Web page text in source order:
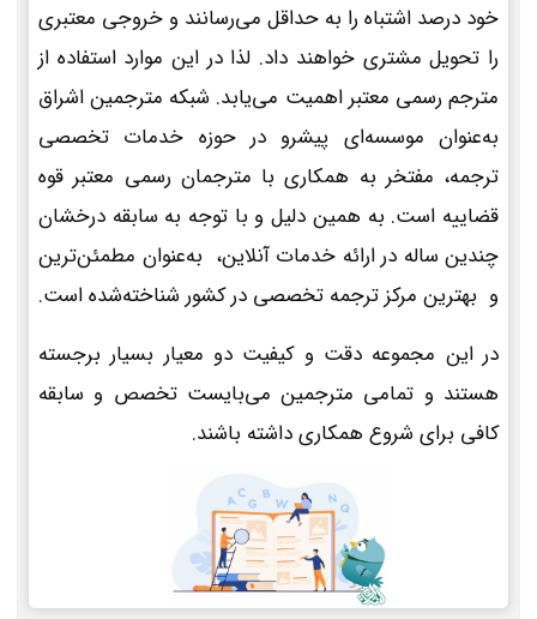
خود درصد اشتباه را به حداقل می‌رسانند و خروجی معتبری
را تحویل مشتری خواهند داد. لذا در این موارد استفاده از
مترجم رسمی معتبر اهمیت می‌یابد. شبکه مترجمین اشراق
به‌عنوان موسسه‌ای پیشرو در حوزه خدمات تخصصی
ترجمه، مفتخر به همکاری با مترجمان رسمی معتبر قوه
قضاییه است. به همین دلیل و با توجه به سابقه درخشان
چندین ساله در ارائه خدمات آنلاین، به‌عنوان مطمئن‌ترین
و بهترین مرکز ترجمه تخصصی در کشور شناخته‌شده است.
در این مجموعه دقت و کیفیت دو معیار بسیار برجسته
هستند و تمامی مترجمین می‌بایست تخصص و سابقه
کافی برای شروع همکاری داشته باشند.